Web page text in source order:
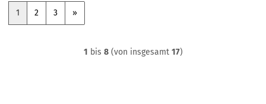
1 2 3 »
1 bis 8(von insgesamt 17)